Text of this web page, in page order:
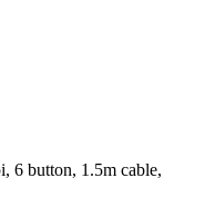
6 button, 1.5m cable,